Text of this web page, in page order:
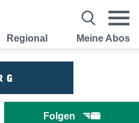
Regional Meine Abos
Folgen